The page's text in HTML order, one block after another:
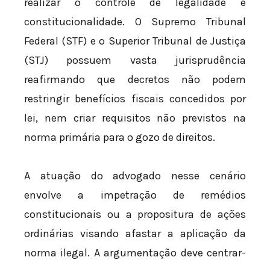
constitucionalidade. O Supremo Tribunal
Federal (STF) e o Superior Tribunal de Justiça
(STJ) possuem vasta jurisprudência
reafirmando que decretos não podem
restringir benefícios fiscais concedidos por
lei, nem criar requisitos não previstos na
norma primária para o gozo de direitos.
A atuação do advogado nesse cenário
envolve a impetração de remédios
constitucionais ou a propositura de ações
ordinárias visando afastar a aplicação da
norma ilegal. A argumentação deve centrar-